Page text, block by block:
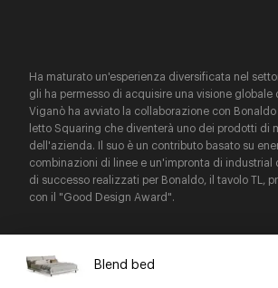
Ha maturato un'esperienza diversificata nel
gli ha permesso di acquisire una visione globale
Viganò ha avviato la collaborazione con
letto Squaring che diventerà uno dei prodotti di
dell'azienda. Il suo è un contributo basato su
combinazioni di linee e un'impronta di industrial
di successo realizzati per Bonaldo, il tavolo TL,
con il "Good Design Award".
Blend bed